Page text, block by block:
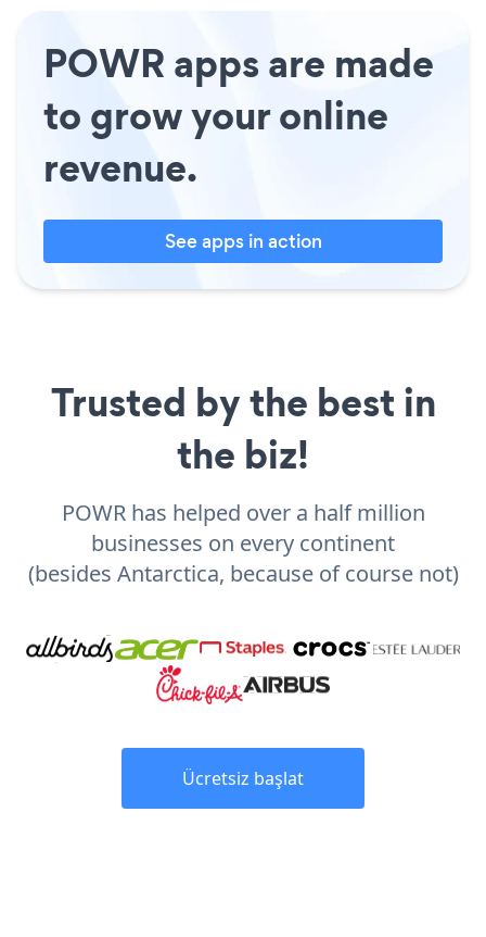
POWR apps are made
to grow your online
revenue.
See apps in action
Trusted by the best in
the biz!
POWR has helped over a half million
businesses on every continent
(besides Antarctica, because of course not)
Ücretsiz başlat